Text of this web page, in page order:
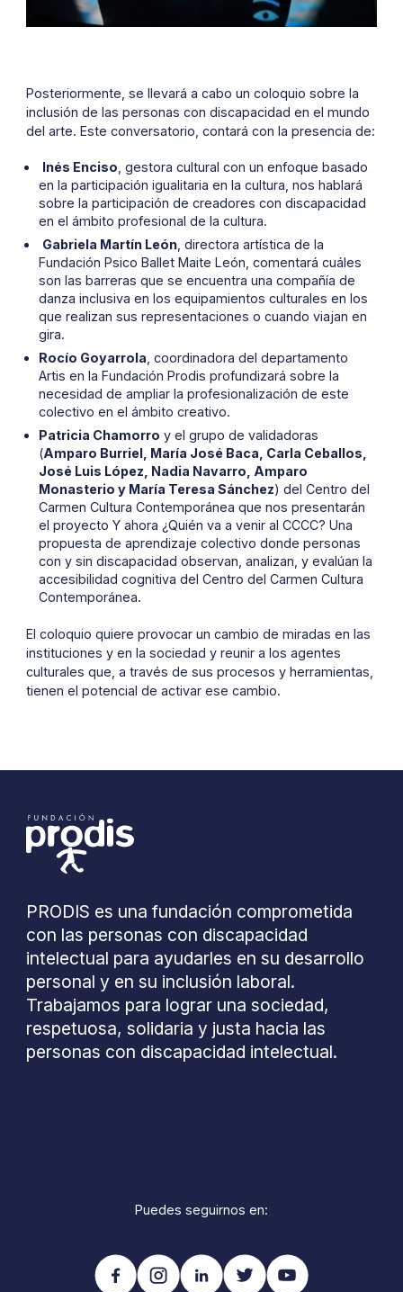
Posteriormente, se llevará a cabo un coloquio sobre la
inclusión de las personas con discapacidad en el mundo
del arte. Este conversatorio, contará con la presencia de:
Inés Enciso , gestora cultural con un enfoque basado
en la participación igualitaria en la cultura, nos hablará
sobre la participación de creadores con discapacidad
en el ámbito profesional de la cultura.
Gabriela Martín León, directora artística de la
Fundación Psico Ballet Maite León, comentará cuáles
son las barreras que se encuentra una compañía de
danza inclusiva en los equipamientos culturales en los
que realizan sus representaciones o cuando viajan en
gira.
Rocío Goyarrola , coordinadora del departamento
Artis en la Fundación Prodis profundizará sobre la
necesidad de ampliar la profesionalización de este
colectivo en el ámbito creativo.
Patricia Chamorro y el grupo de validadoras
(Amparo Burriel, María José Baca, Carla Ceballos,
José Luis López, Nadia Navarro, Amparo
Monasterio y María Teresa Sánchez) del Centro del
Carmen Cultura Contemporánea que nos presentarán
el proyecto Y ahora ¿Quién va a venir al CCCC? Una
propuesta de aprendizaje colectivo donde personas
con y sin discapacidad observan, analizan, y evalúan la
accesibilidad cognitiva del Centro del Carmen Cultura
Contemporánea.
El coloquio quiere provocar un cambio de miradas en las
instituciones y en la sociedad y reunir a los agentes
culturales que, a través de sus procesos y herramientas,
tienen el potencial de activar ese cambio.
PRODIS es una fundación comprometida
con las personas con discapacidad
intelectual para ayudarles en su desarrollo
personal y en su inclusión laboral.
Trabajamos para lograr una sociedad,
respetuosa, solidaria y justa hacia las
personas con discapacidad intelectual.
Puedes seguirnos en: